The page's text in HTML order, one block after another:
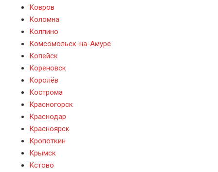
Ковров
Коломна
Колпино
Комсомольск-на-Амуре
Копейск
Кореновск
Королёв
Кострома
Красногорск
Краснодар
Красноярск
Кропоткин
Крымск
Кстово